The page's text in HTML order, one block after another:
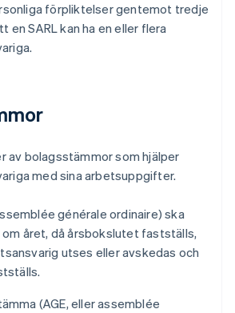
förpliktelser gentemot tredje
en SARL kan ha en eller flera
av bolagsstämmor som hjälper
med sina arbetsuppgifter.
générale ordinaire) ska
om året, då årsbokslutet fastställs,
utses eller avskedas och
(AGE, eller assemblée